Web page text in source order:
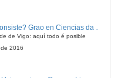
de Vigo: aquí todo é posible
2016